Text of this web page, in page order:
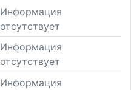
Информация
отсутствует
Информация
отсутствует
Информация